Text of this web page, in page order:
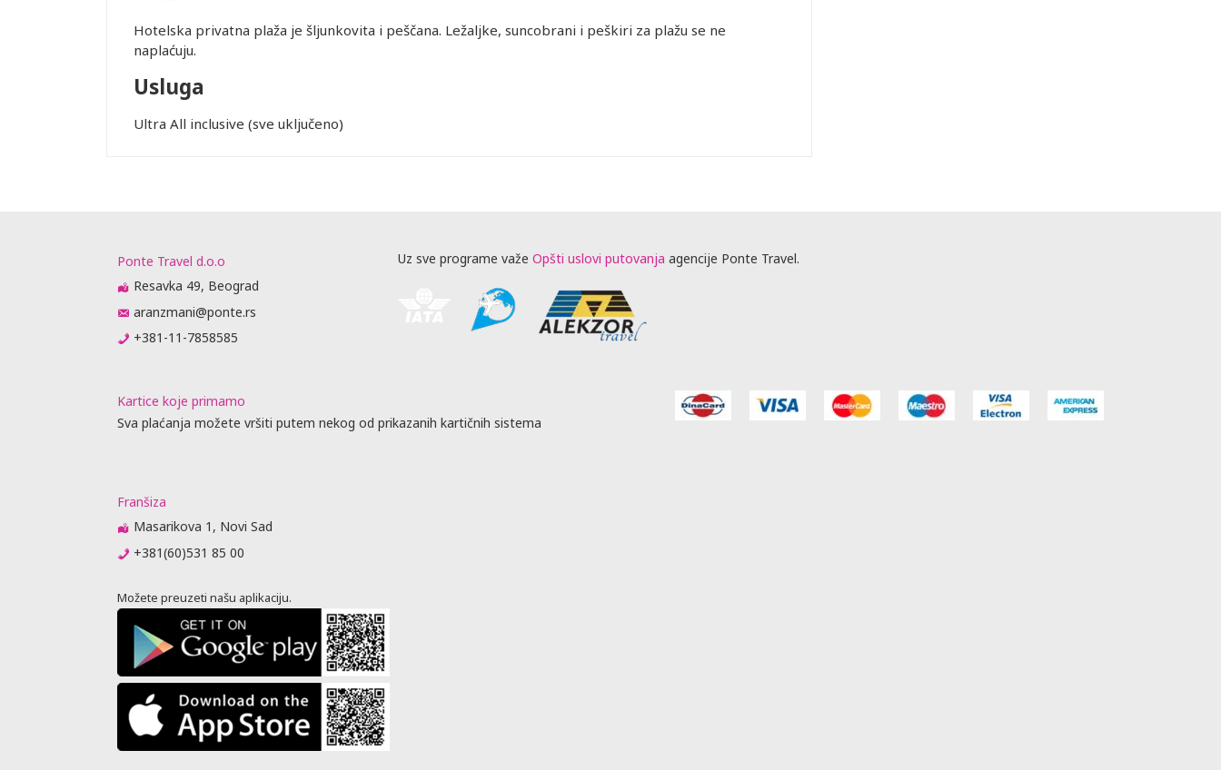
Hotelska privatna plaža je šljunkovita i peščana. Ležaljke, suncobrani i peškiri za plažu se ne
naplaćuju.
Usluga
Ultra All inclusive (sve uključeno)
Ponte Travel d.o.o
Resavka 49, Beograd
aranzmani@ponte.rs
+381-11-7858585
Uz sve programe važe Opšti uslovi putovanja agencije Ponte Travel.
Kartice koje primamo
Sva plaćanja možete vršiti putem nekog od prikazanih kartičnih sistema
Franšiza
Masarikova 1, Novi Sad
+381(60)531 85 00
Možete preuzeti našu aplikaciju.